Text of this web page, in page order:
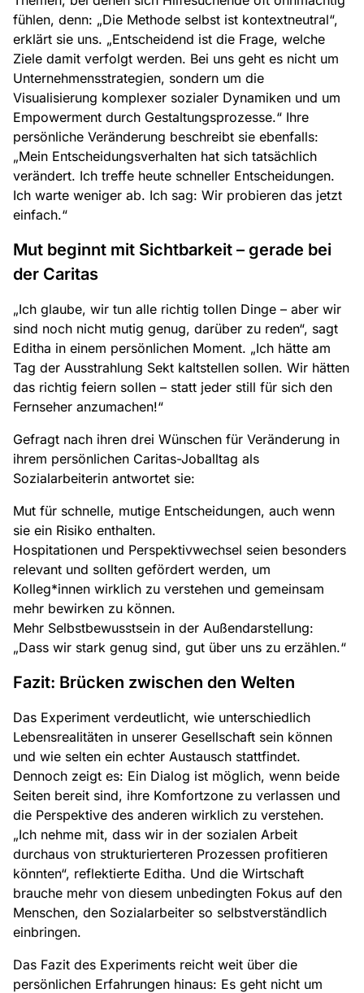
fühlen, denn: „Die Methode selbst ist kontextneutral“,
erklärt sie uns. „Entscheidend ist die Frage, welche
Ziele damit verfolgt werden. Bei uns geht es nicht um
Unternehmensstrategien, sondern um die
Visualisierung komplexer sozialer Dynamiken und um
Empowerment durch Gestaltungsprozesse.“ Ihre
persönliche Veränderung beschreibt sie ebenfalls:
„Mein Entscheidungsverhalten hat sich tatsächlich
verändert. Ich treffe heute schneller Entscheidungen.
Ich warte weniger ab. Ich sag: Wir probieren das jetzt
einfach.“
Mut beginnt mit Sichtbarkeit – gerade bei
der Caritas
„Ich glaube, wir tun alle richtig tollen Dinge – aber wir
sind noch nicht mutig genug, darüber zu reden“, sagt
Editha in einem persönlichen Moment. „Ich hätte am
Tag der Ausstrahlung Sekt kaltstellen sollen. Wir hätten
das richtig feiern sollen – statt jeder still für sich den
Fernseher anzumachen!“
Gefragt nach ihren drei Wünschen für Veränderung in
ihrem persönlichen Caritas-Joballtag als
Sozialarbeiterin antwortet sie:
Mut für schnelle, mutige Entscheidungen, auch wenn
sie ein Risiko enthalten.
Hospitationen und Perspektivwechsel seien besonders
relevant und sollten gefördert werden, um
Kolleg*innen wirklich zu verstehen und gemeinsam
mehr bewirken zu können.
Mehr Selbstbewusstsein in der Außendarstellung:
„Dass wir stark genug sind, gut über uns zu erzählen.“
Fazit: Brücken zwischen den Welten
Das Experiment verdeutlicht, wie unterschiedlich
Lebensrealitäten in unserer Gesellschaft sein können
und wie selten ein echter Austausch stattfindet.
Dennoch zeigt es: Ein Dialog ist möglich, wenn beide
Seiten bereit sind, ihre Komfortzone zu verlassen und
die Perspektive des anderen wirklich zu verstehen.
„Ich nehme mit, dass wir in der sozialen Arbeit
durchaus von strukturierteren Prozessen profitieren
könnten“, reflektierte Editha. Und die Wirtschaft
brauche mehr von diesem unbedingten Fokus auf den
Menschen, den Sozialarbeiter so selbstverständlich
einbringen.
Das Fazit des Experiments reicht weit über die
persönlichen Erfahrungen hinaus: Es geht nicht um